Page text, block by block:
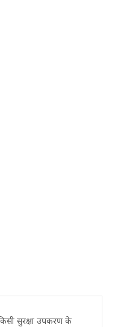
सुरक्षा उपकरण के